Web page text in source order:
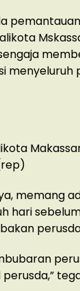
menyeluruh
memang
hari